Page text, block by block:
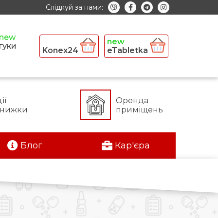
Слідкуй за нами:
Konex24 eTabletka
Оренда
приміщень
Блог Кар'єра